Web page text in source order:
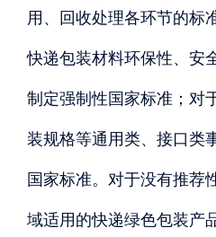
用、回收处理各环节的标
快递包装材料环保性、安
制定强制性国家标准；对
装规格等通用类、接口类
国家标准。对于没有推荐
域适用的快递绿色包装产